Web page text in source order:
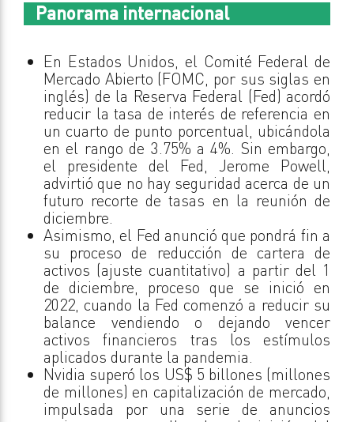
Panorama internacional
En Estados Unidos, el Comité Federal de
Mercado Abierto (FOMC, por sus siglas en
inglés) de la Reserva Federal (Fed) acordó
reducir la tasa de interés de referencia en
un cuarto de punto porcentual, ubicándola
en el rango de 3.75% a 4%. Sin embargo,
el presidente del Fed, Jerome Powell,
advirtió que no hay seguridad acerca de un
futuro recorte de tasas en la reunión de
diciembre.
Asimismo, el Fed anunció que pondrá fin a
su proceso de reducción de cartera de
activos (ajuste cuantitativo) a partir del 1
de diciembre, proceso que se inició en
2022, cuando la Fed comenzó a reducir su
balance vendiendo o dejando vencer
activos financieros tras los estímulos
aplicados durante la pandemia.
Nvidia superó los US$ 5 billones (millones
de millones) en capitalización de mercado,
impulsada por una serie de anuncios